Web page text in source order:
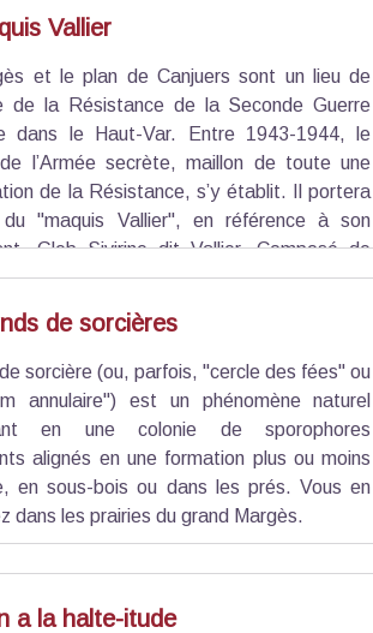
d’espèces animales. Un foyer de
Vallier
et le plan de Canjuers sont un lieu de
de la Résistance de la Seconde Guerre
dans le Haut-Var. Entre 1943-1944, le
l’Armée secrète, maillon de toute une
de la Résistance, s’y établit. Il portera
"maquis Vallier", en référence à son
Gleb Sivirine dit Vallier. Composé de
travail obligatoire, le groupe atteindra une
camp d’entraînement militaire.
de sorcières
de sorcière (ou, parfois, "cercle des fées" ou
annulaire") est un phénomène naturel
en une colonie de sporophores
alignés en une formation plus ou moins
en sous-bois ou dans les prés. Vous en
dans les prairies du grand Margès.
a la halte-itude